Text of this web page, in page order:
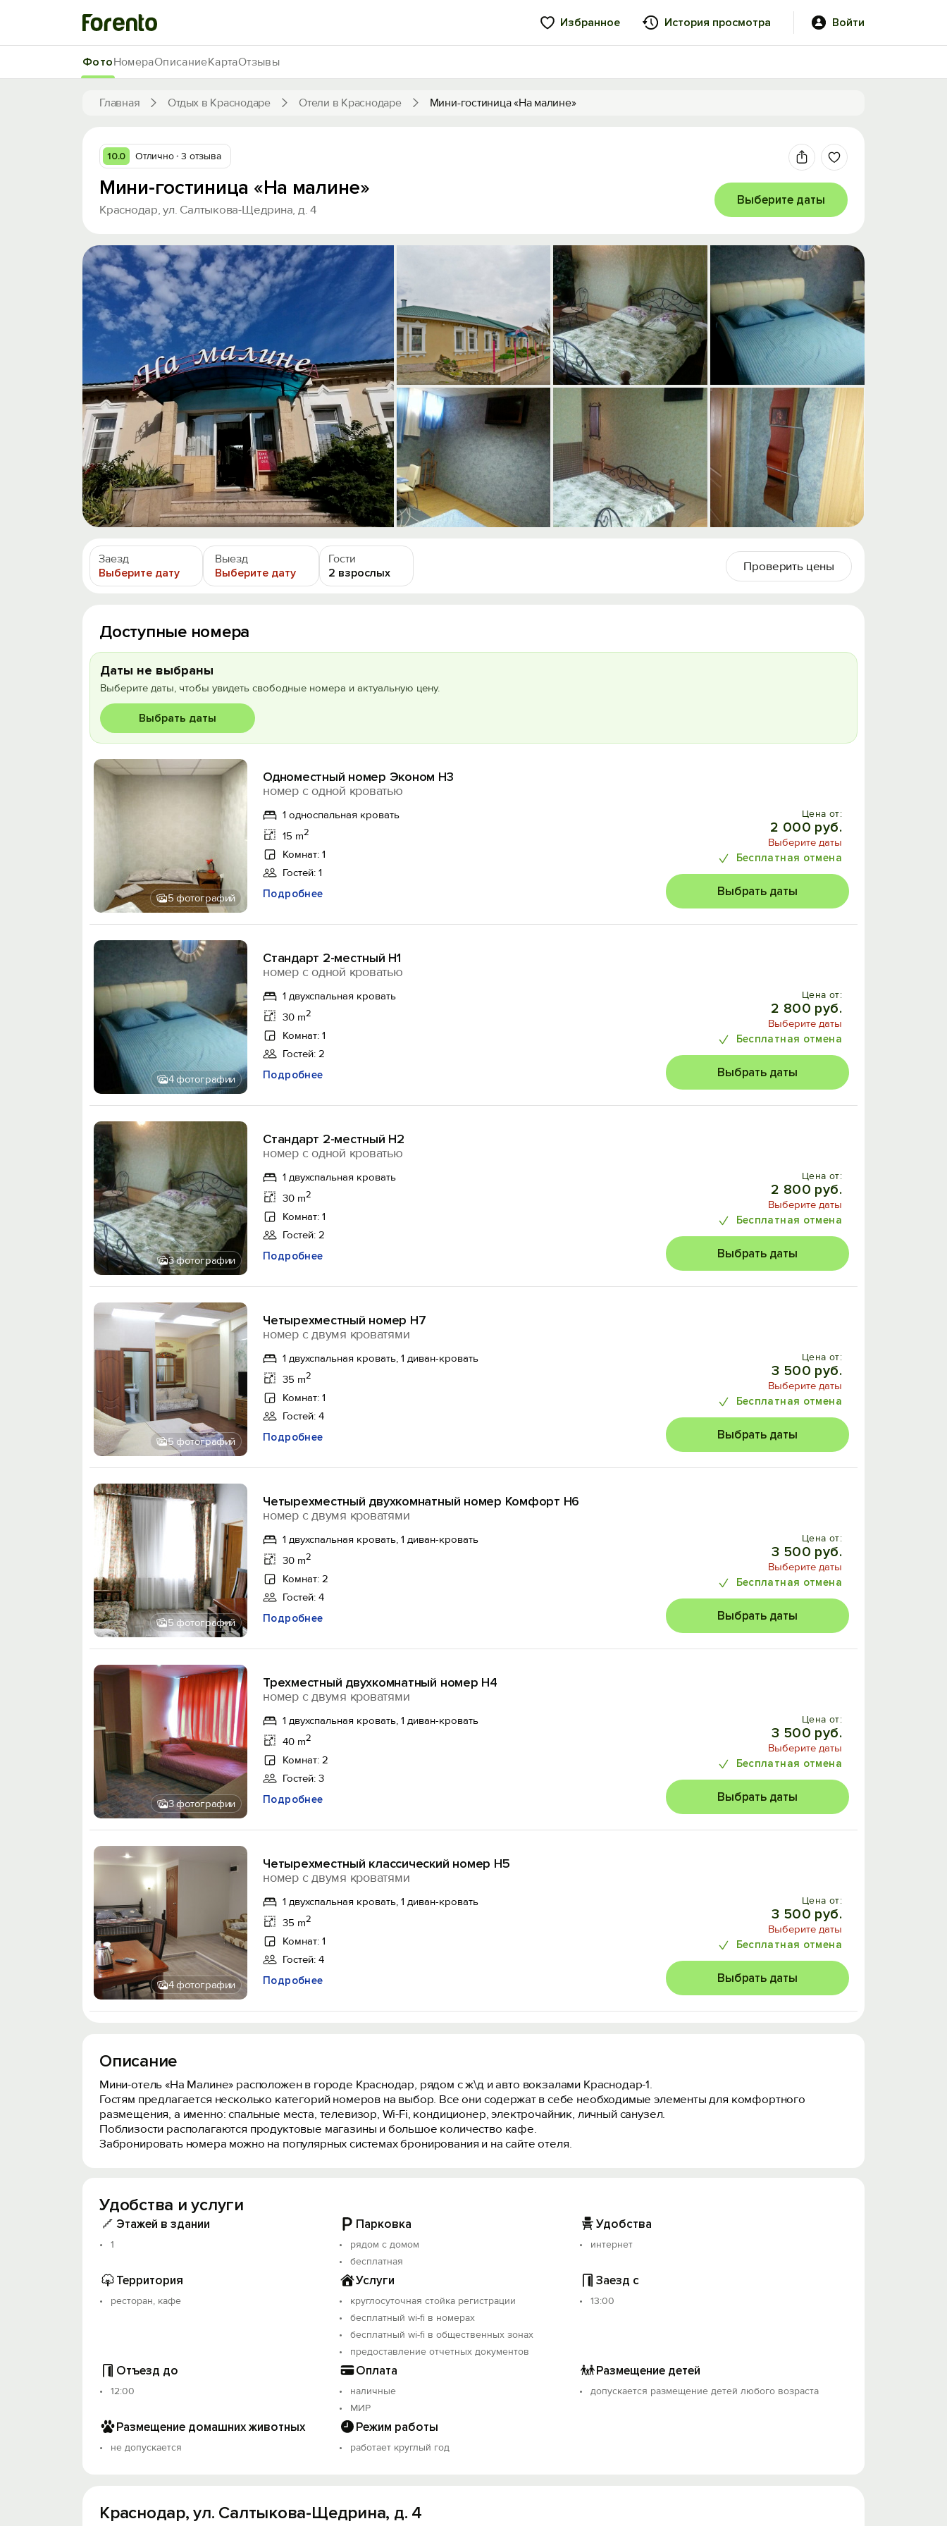
Избранное История просмотра Войти
Главная Отдых в Краснодаре Отели в Краснодаре Мини-гостиница «На малине»
ФотоНомераОписаниеКартаОтзывы
10.0 Отлично 3 отзыва
Мини-гостиница «На малине»
Краснодар, ул. Салтыкова-Щедрина, д. 4
Выберите даты
Заезд
Выберите дату
Выезд
Выберите дату
Гости
2 взрослых
Проверить цены
Доступные номера
Даты не выбраны
Выберите даты, чтобы увидеть свободные номера и актуальную цену.
Выбрать даты
5 фотографий
Одноместный номер Эконом Н3
номер с одной кроватью
1 односпальная кровать
15 m2
Комнат: 1
Гостей: 1
Подробнее
Цена от:
2 000 руб.
Выберите даты
Бесплатная отмена
Выбрать даты
4 фотографии
Стандарт 2-местный Н1
номер с одной кроватью
1 двухспальная кровать
30 m2
Комнат: 1
Гостей: 2
Подробнее
Цена от:
2 800 руб.
Выберите даты
Бесплатная отмена
Выбрать даты
3 фотографии
Стандарт 2-местный Н2
номер с одной кроватью
1 двухспальная кровать
30 m2
Комнат: 1
Гостей: 2
Подробнее
Цена от:
2 800 руб.
Выберите даты
Бесплатная отмена
Выбрать даты
5 фотографий
Четырехместный номер Н7
номер с двумя кроватями
1 двухспальная кровать, 1 диван-кровать
35 m2
Комнат: 1
Гостей: 4
Подробнее
Цена от:
3 500 руб.
Выберите даты
Бесплатная отмена
Выбрать даты
5 фотографий
Четырехместный двухкомнатный номер Комфорт Н6
номер с двумя кроватями
1 двухспальная кровать, 1 диван-кровать
30 m2
Комнат: 2
Гостей: 4
Подробнее
Цена от:
3 500 руб.
Выберите даты
Бесплатная отмена
Выбрать даты
3 фотографии
Трехместный двухкомнатный номер Н4
номер с двумя кроватями
1 двухспальная кровать, 1 диван-кровать
40 m2
Комнат: 2
Гостей: 3
Подробнее
Цена от:
3 500 руб.
Выберите даты
Бесплатная отмена
Выбрать даты
4 фотографии
Четырехместный классический номер Н5
номер с двумя кроватями
1 двухспальная кровать, 1 диван-кровать
35 m2
Комнат: 1
Гостей: 4
Подробнее
Цена от:
3 500 руб.
Выберите даты
Бесплатная отмена
Выбрать даты
Описание
Мини-отель «На Малине» расположен в городе Краснодар, рядом с ж\д и авто вокзалами Краснодар-1.
Гостям предлагается несколько категорий номеров на выбор. Все они содержат в себе необходимые элементы для комфортного
размещения, а именно: спальные места, телевизор, Wi-Fi, кондиционер, электрочайник, личный санузел.
Поблизости располагаются продуктовые магазины и большое количество кафе.
Забронировать номера можно на популярных системах бронирования и на сайте отеля.
Удобства и услуги
Этажей в здании
1
Парковка
рядом с домом
бесплатная
Удобства
интернет
Территория
ресторан, кафе
Услуги
круглосуточная стойка регистрации
бесплатный wi-fi в номерах
бесплатный wi-fi в общественных зонах
предоставление отчетных документов
Заезд с
13:00
Отъезд до
12:00
Оплата
наличные
МИР
Размещение детей
допускается размещение детей любого возраста
Размещение домашних животных
не допускается
Режим работы
работает круглый год
Краснодар, ул. Салтыкова-Щедрина, д. 4